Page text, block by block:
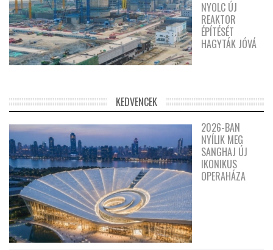
NYOLC ÚJ
REAKTOR
ÉPÍTÉSÉT
HAGYTÁK JÓVÁ
KEDVENCEK
2026-BAN
NYÍLIK MEG
SANGHAJ ÚJ
IKONIKUS
OPERAHÁZA